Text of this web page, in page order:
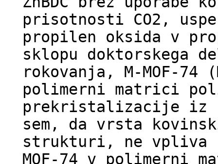
prisotnosti CO2,
propilen oksida v
sklopu doktorskega
rokovanja, M-MOF-
polimerni matrici
prekristalizacije iz
sem, da vrsta
strukturi, ne vpliva
MOF-74 v polimerni